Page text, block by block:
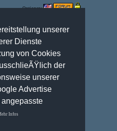
unserer
Dienste
von Cookies
der
unserer
Advertise
Infos
Optionen: